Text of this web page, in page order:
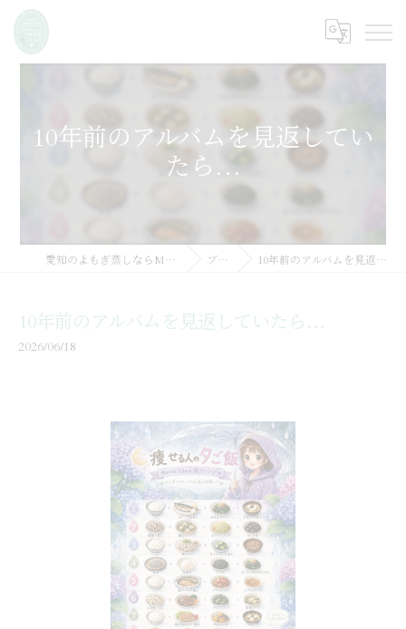
10年前のアルバムを見返してい
たら…
愛知のよもぎ蒸しならMarine SSOOK ブログ 10年前のアルバムを見返していたら…
10年前のアルバムを見返していたら…
2026/06/18